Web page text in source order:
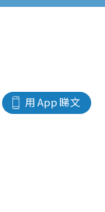
用 App 睇文